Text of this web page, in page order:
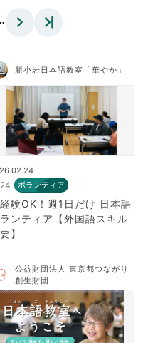
新小岩日本語教室「華やか」
24 ボランティア
験OK！週1日だけ 日本語
ンティア【外国語スキル
】
公益財団法人 東京都つながり
創生財団